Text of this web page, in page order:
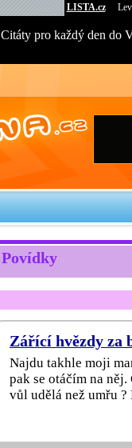
LISTA.cz
Citáty pro každý den do
Povídky
Zářící hvězdy za
Najdu takhle moji
pak se otáčím na
vůl udělá než umřu ?